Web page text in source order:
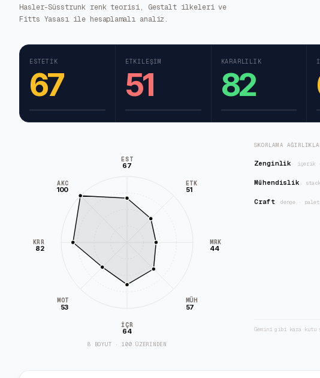
Hasler-Süsstrunk renk teorisi, Gestalt ilkeleri ve
Fitts Yasası ile hesaplamalı analiz.
ESTETIK
67
ETKILEŞIM
51
KARARLILIK
82
EST
67
ETK
51
MRK
44
MÜH
57
İÇR
64
MOT
53
KRR
82
AKC
100
8 BOYUT · 100 ÜZERİNDEN
SKORLAMA
Zenginlik · içerik
Mühendislik ·
Craft·denge ·
Gemini gibi kara kutu